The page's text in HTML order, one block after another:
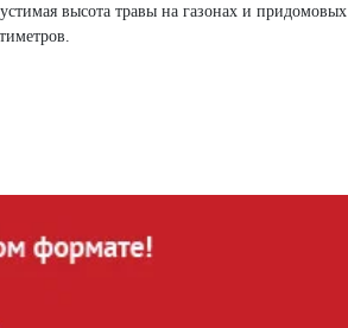
высота травы на газонах и придомовых